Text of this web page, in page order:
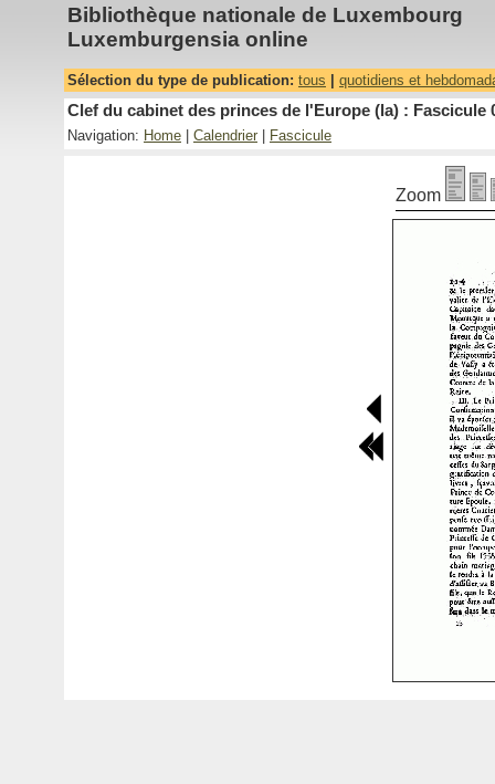
Bibliothèque nationale de Luxembourg
Luxemburgensia online
Sélection du type de publication: tous quotidiens et
Clef du cabinet des princes de l'Europe (la) : Fascicule
Navigation: Home Calendrier Fascicule
Zoom